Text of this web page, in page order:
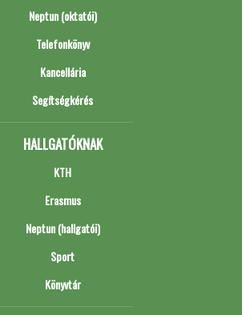
Neptun (oktatói)
Telefonkönyv
Kancellária
Segítségkérés
HALLGATÓKNAK
KTH
Erasmus
Neptun (hallgatói)
Sport
Könyvtár